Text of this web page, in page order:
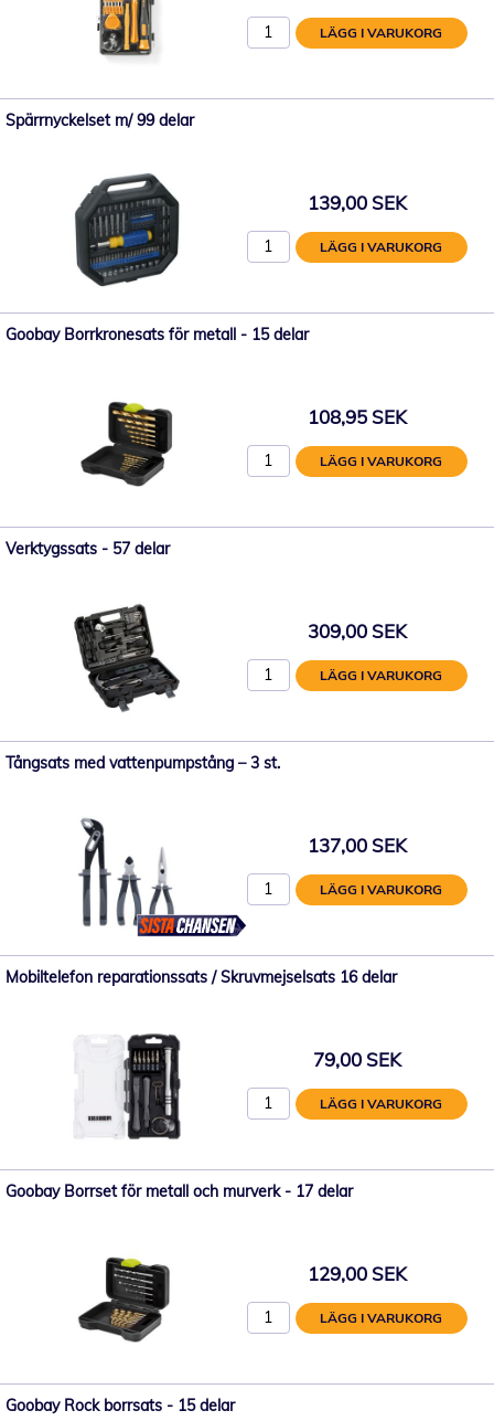
LÄGG I VARUKORG
Spärrnyckelset m/ 99 delar
139,00 SEK
LÄGG I VARUKORG
Goobay Borrkronesats för metall - 15 delar
108,95 SEK
LÄGG I VARUKORG
Verktygssats - 57 delar
309,00 SEK
LÄGG I VARUKORG
Tångsats med vattenpumpstång – 3 st.
137,00 SEK
LÄGG I VARUKORG
Mobiltelefon reparationssats / Skruvmejselsats 16 delar
79,00 SEK
LÄGG I VARUKORG
Goobay Borrset för metall och murverk - 17 delar
129,00 SEK
LÄGG I VARUKORG
Goobay Rock borrsats - 15 delar